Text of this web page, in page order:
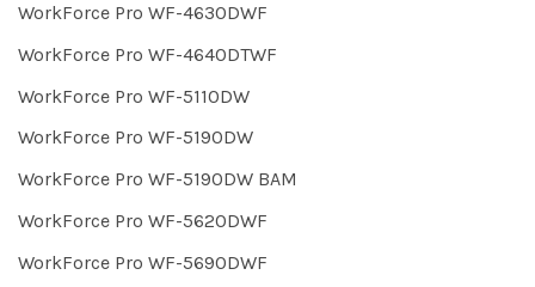
WorkForce Pro WF-4630DWF
WorkForce Pro WF-4640DTWF
WorkForce Pro WF-5110DW
WorkForce Pro WF-5190DW
WorkForce Pro WF-5190DW BAM
WorkForce Pro WF-5620DWF
WorkForce Pro WF-5690DWF